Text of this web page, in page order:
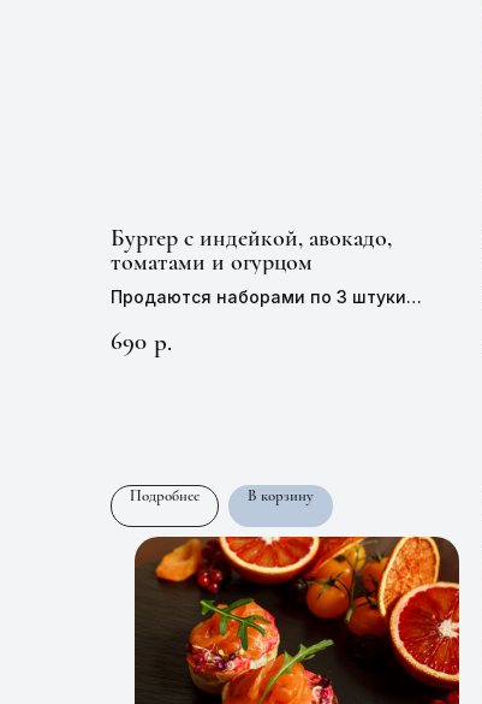
Бургер с индейкой, авокадо,
томатами и огурцом
Продаются наборами по 3 штуки
690 р.
Подробнее В корзину